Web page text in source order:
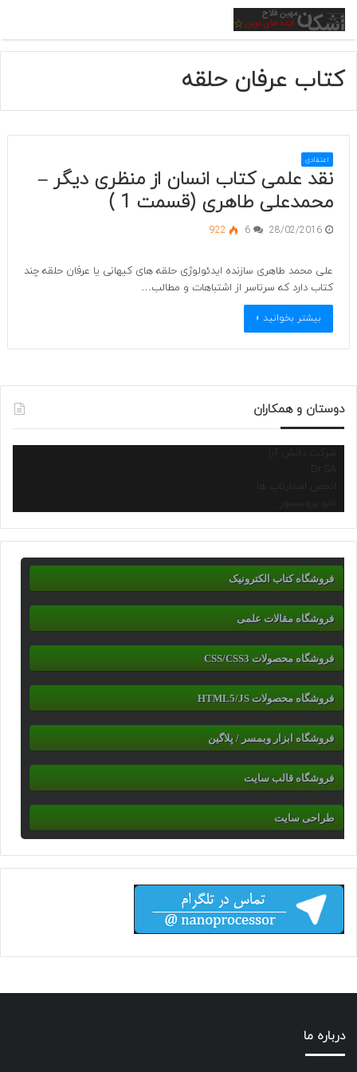
منو
کتاب عرفان حلقه
اعتقادی
نقد علمی کتاب انسان از منظری دیگر –
محمدعلی طاهری (قسمت 1 )
28/02/2016
6
922
علی محمد طاهری سازنده ایدئولوژی حلقه های کیهانی یا عرفان حلقه چند
کتاب دارد که سرتاسر از اشتباهات و مطالب…
بیشتر بخوانید »
دوستان و همکاران
شرکت دانش آرا
انجمن استارتاپ ها
نانو پروسسور
فروشگاه کتاب الکترونیک
فروشگاه مقالات علمی
فروشگاه محصولات CSS/CSS3
فروشگاه محصولات HTML5/JS
فروشگاه ابزار وبمسر / پلاگین
فروشگاه قالب سایت
طراحی سایت
درباره ما